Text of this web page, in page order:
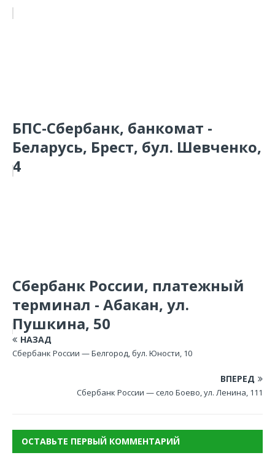
БПС-Сбербанк, банкомат -
Беларусь, Брест, бул. Шевченко,
4
Сбербанк России, платежный
терминал - Абакан, ул.
Пушкина, 50
НАЗАД
Сбербанк России — Белгород, бул. Юности, 10
ВПЕРЕД
Сбербанк России — село Боево, ул. Ленина, 111
ОСТАВЬТЕ ПЕРВЫЙ КОММЕНТАРИЙ